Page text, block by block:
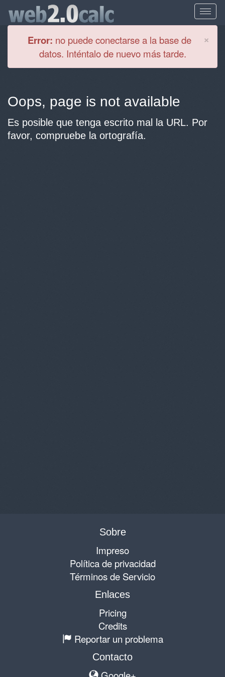
×
Error: no puede conectarse a la base de
datos. Inténtalo de nuevo más tarde.
Oops, page is not available
Es posible que tenga escrito mal la URL. Por
favor, compruebe la ortografía.
Sobre
Impreso
Política de privacidad
Términos de Servicio
Enlaces
Pricing
Credits
Reportar un problema
Contacto